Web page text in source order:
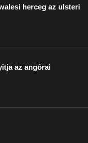
herceg az ulsteri
az angórai